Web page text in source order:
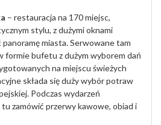
– restauracja na 170 miejsc,
stylu, z dużymi oknami
miasta. Serwowane tam
formie bufetu z dużym wyborem dań
na miejscu świeżych
składa się duży wybór potraw
Podczas wydarzeń
zamówić przerwy kawowe, obiad i